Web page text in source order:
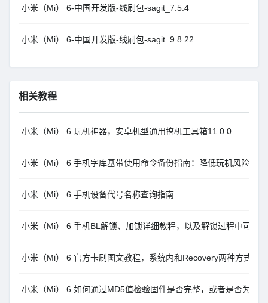
小米（Mi） 6-中国开发版-线刷包-sagit_7.5.4
小米（Mi） 6-中国开发版-线刷包-sagit_9.8.22
相关教程
小米（Mi） 6 玩机神器，安卓机型通用搞机工具箱11.0.0
小米（Mi） 6 手机字库基带使用命令备份指南：降低玩机风险
小米（Mi） 6 手机设备代号名称查询指南
小米（Mi） 6 手机BL解锁、加锁详细教程，以及解锁过程中可能
小米（Mi） 6 官方卡刷图文教程，系统内和Recovery两种方式
小米（Mi） 6 如何通过MD5值检验固件是否完整，或者是否为官